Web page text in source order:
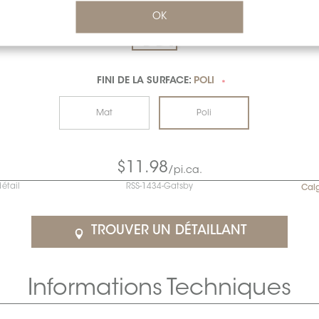
OK
FINI DE LA SURFACE: POLI *
Mat Poli
$11.98/pi.ca.
RSS-1434-Gatsby
TROUVER UN DÉTAILLANT
Informations Techniques